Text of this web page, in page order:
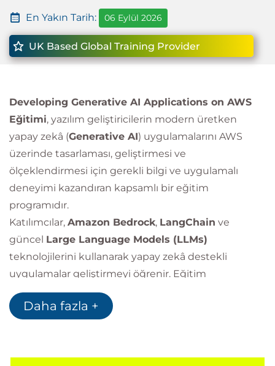
En Yakın Tarih: 06 Eylül 2026
UK Based Global Training Provider
Developing Generative AI Applications on AWS
Eğitimi, yazılım geliştiricilerin modern üretken
yapay zekâ (Generative AI) uygulamalarını AWS
üzerinde tasarlaması, geliştirmesi ve
ölçeklendirmesi için gerekli bilgi ve uygulamalı
deneyimi kazandıran kapsamlı bir eğitim
programıdır.
Katılımcılar, Amazon Bedrock, LangChain ve
güncel Large Language Models (LLMs)
teknolojilerini kullanarak yapay zekâ destekli
uygulamalar geliştirmeyi öğrenir. Eğitim
kapsamındaPrompt Engineering
Models,Retrieval-Augmented Generation (RAG)
ele alınır.
Daha fazla +